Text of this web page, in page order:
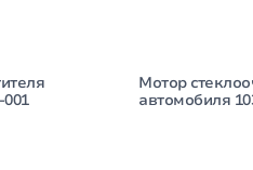
Мотор
автомобиля